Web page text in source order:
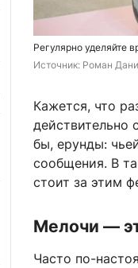
Регулярно уделяйте
Источник: Роман
Кажется, что
действительно
бы, ерунды:
сообщения. В
стоит за этим
Мелочи —
Часто по-